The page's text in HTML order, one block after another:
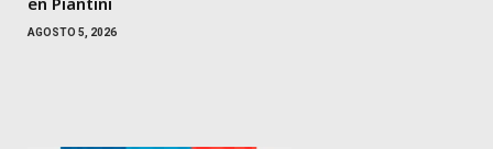
AGOSTO 5, 2026